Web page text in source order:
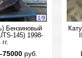
1/9
Бензиновый
145) 1998-
руб.